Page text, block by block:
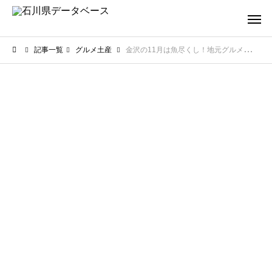
記事一覧 グルメ土産 金沢の11月は魚尽くし！地元グルメで味わう旬の海鮮【完全版】